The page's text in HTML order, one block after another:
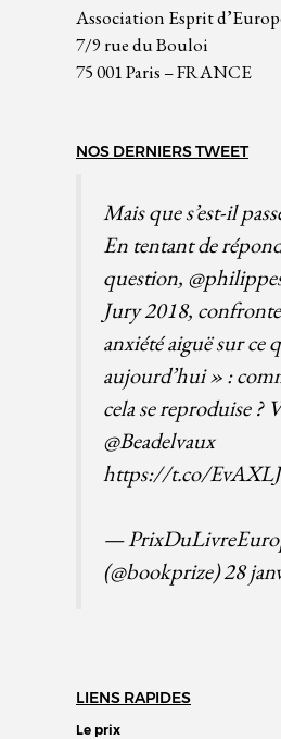
Association Esprit
7/9 rue du Bouloi
75 001 Paris – FRANCE
NOS DERNIERS TWEET
Mais que s’est-il
En tentant de
question,
Jury 2018,
anxiété aiguë sur ce
aujourd’hui » :
cela se reproduise ?
@Beadelvaux
https://t.co/
—
(@bookprize)28
LIENS RAPIDES
Le prix